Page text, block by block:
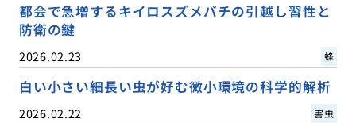
都会で急増するキイロスズメバチの引越し習性と
防衛の鍵
2026.02.23 蜂
白い小さい細長い虫が好む微小環境の科学的解析
2026.02.22 害虫